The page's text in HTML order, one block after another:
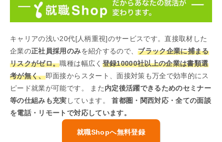
キャリアの浅い20代[人柄重視]のサービスです。直接取材した
企業の正社員採用のみを紹介するので、ブラック企業に捕まる
リスクがゼロ。職種は幅広く 登録10000社以上の企業は書類選
考が無く、即面接からスタート、面接対策も万全で効率的にス
ピード就業が可能です。 また内定後活躍できるためのセミナー
等の仕組みも充実 しています。首都圏・関西対応・全ての面談
を電話・リモートで対応しています。
就職Shopへ無料登録